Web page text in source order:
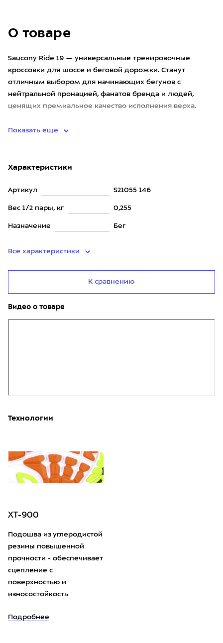
О товаре
Saucony Ride 19 — универсальные тренировочные
кроссовки для шоссе и беговой дорожки. Станут
отличным выбором для начинающих бегунов с
нейтральной пронацией, фанатов бренда и людей,
ценящих премиальное качество исполнения верха.
Показать еще
Характеристики
Артикул S21055 146
Вес 1/2 пары, кг 0,255
Назначение Бег
Все характеристики
К сравнению
Видео о товаре
Технологии
XT-900
Подошва из углеродистой
резины повышенной
прочности - обеспечивает
сцепление с
поверхностью и
износостойкость
Подробнее